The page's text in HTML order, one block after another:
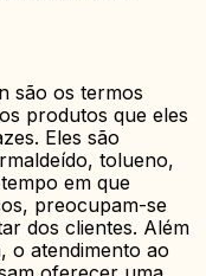
são os termos
os produtos que eles
Eles são
tolueno,
em que
preocupam-se
dos clientes. Além
o atendimento ao